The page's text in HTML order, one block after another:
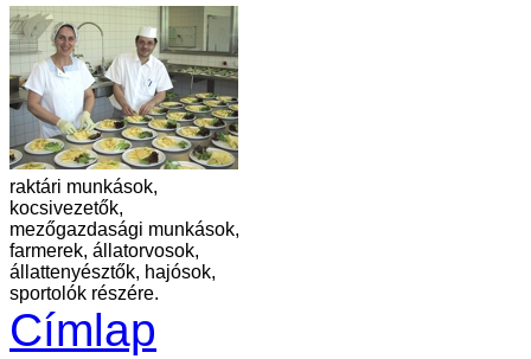
raktári munkások,
kocsivezetők,
mezőgazdasági munkások,
farmerek, állatorvosok,
állattenyésztők, hajósok,
sportolók részére.
Címlap